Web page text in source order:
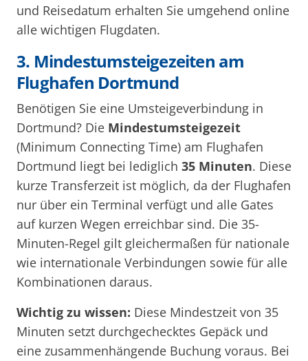
und Reisedatum erhalten Sie umgehend online
alle wichtigen Flugdaten.
3. Mindestumsteigezeiten am
Flughafen Dortmund
Benötigen Sie eine Umsteigeverbindung in
Dortmund? Die Mindestumsteigezeit
(Minimum Connecting Time) am Flughafen
Dortmund liegt bei lediglich 35 Minuten. Diese
kurze Transferzeit ist möglich, da der Flughafen
nur über ein Terminal verfügt und alle Gates
auf kurzen Wegen erreichbar sind. Die 35-
Minuten-Regel gilt gleichermaßen für nationale
wie internationale Verbindungen sowie für alle
Kombinationen daraus.
Wichtig zu wissen: Diese Mindestzeit von 35
Minuten setzt durchgechecktes Gepäck und
eine zusammenhängende Buchung voraus. Bei